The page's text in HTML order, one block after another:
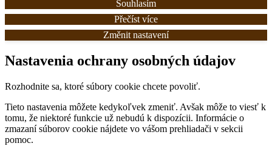
Souhlasím
Přečíst více
Změnit nastavení
Nastavenia ochrany osobných údajov
Rozhodnite sa, ktoré súbory cookie chcete povoliť.
Tieto nastavenia môžete kedykoľvek zmeniť. Avšak môže to viesť k
tomu, že niektoré funkcie už nebudú k dispozícii. Informácie o
zmazaní súborov cookie nájdete vo vášom prehliadači v sekcii
pomoc.